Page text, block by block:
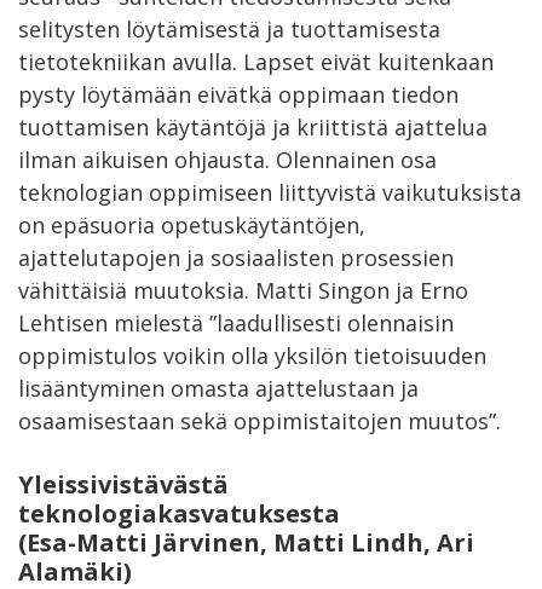
selitysten löytämisestä ja tuottamisesta
tietotekniikan avulla. Lapset eivät kuitenkaan
pysty löytämään eivätkä oppimaan tiedon
tuottamisen käytäntöjä ja kriittistä ajattelua
ilman aikuisen ohjausta. Olennainen osa
teknologian oppimiseen liittyvistä vaikutuksista
on epäsuoria opetuskäytäntöjen,
ajattelutapojen ja sosiaalisten prosessien
vähittäisiä muutoksia. Matti Singon ja Erno
Lehtisen mielestä ”laadullisesti olennaisin
oppimistulos voikin olla yksilön tietoisuuden
lisääntyminen omasta ajattelustaan ja
osaamisestaan sekä oppimistaitojen muutos”.
Yleissivistävästä
teknologiakasvatuksesta
(Esa-Matti Järvinen, Matti Lindh, Ari
Alamäki)